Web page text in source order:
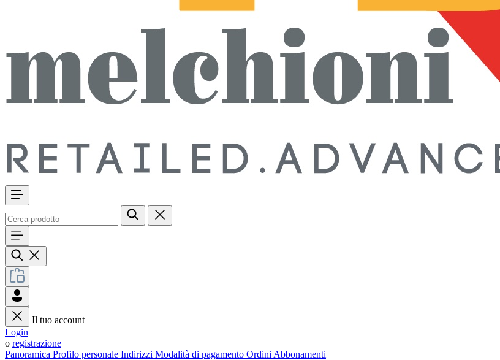
Il tuo account
Login
o registrazione
Panoramica Profilo personale Indirizzi Modalità di pagamento Ordini Abbonamenti